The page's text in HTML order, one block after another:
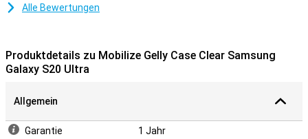
Alle Bewertungen
Produktdetails zu Mobilize Gelly Case Clear Samsung
Galaxy S20 Ultra
Allgemein
Garantie
1 Jahr